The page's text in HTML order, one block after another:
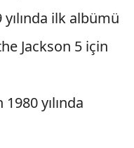
ilk albümü
Jackson 5 için
yılında